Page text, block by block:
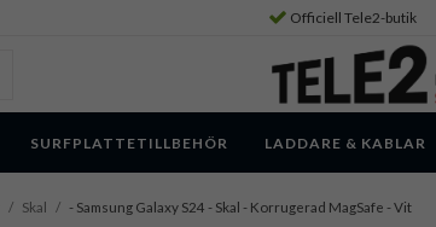
Officiell Tele2-butik
SURFPLATTETILLBEHÖR LADDARE & KABLAR
/ Skal / - Samsung Galaxy S24 - Skal - Korrugerad MagSafe - Vit